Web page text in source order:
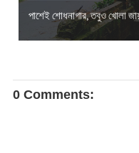
পাশেই শোধনাগার, তবুও খোলা
0 Comments: